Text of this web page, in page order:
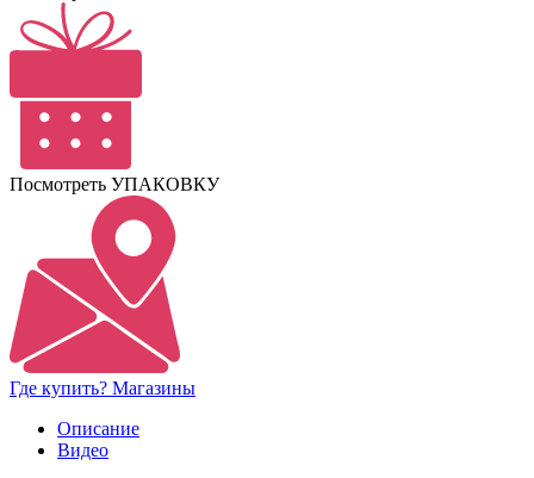
Посмотреть УПАКОВКУ
Где купить? Магазины
Описание
Видео